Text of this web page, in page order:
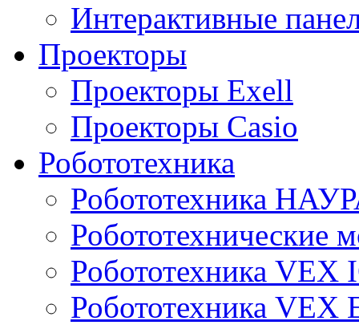
Интерактивные
Проекторы
Проекторы Exell
Проекторы Casio
Робототехника
Робототехника
Робототехнические
Робототехника VEX
Робототехника VEX